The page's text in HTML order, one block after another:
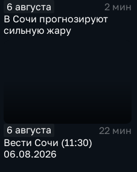
6 августа
2 мин
В Сочи прогнозируют
сильную жару
6 августа
22 мин
Вести Сочи (11:30)
06.08.2026